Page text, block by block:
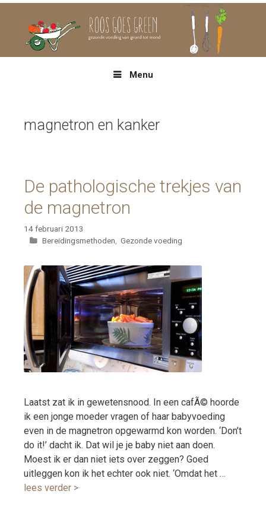
Menu
magnetron en kanker
De pathologische trekjes van
de magnetron
14 februari 2013
Categorieën
Bereidingsmethoden, Gezonde voeding
Laatst zat ik in gewetensnood. In een cafÃ© hoorde
ik een jonge moeder vragen of haar babyvoeding
even in de magnetron opgewarmd kon worden. ‘Don’t
do it!’ dacht ik. Dat wil je je baby niet aan doen.
Moest ik er dan niet iets over zeggen? Goed
uitleggen kon ik het echter ook niet. ‘Omdat het …
lees verder >